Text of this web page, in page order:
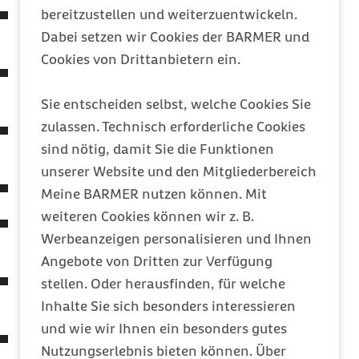
bereitzustellen und weiterzuentwickeln.
Dabei setzen wir Cookies der BARMER und
Cookies von Drittanbietern ein.
Sie entscheiden selbst, welche Cookies Sie
zulassen. Technisch erforderliche Cookies
sind nötig, damit Sie die Funktionen
unserer Website und den Mitgliederbereich
Meine BARMER nutzen können. Mit
weiteren Cookies können wir z. B.
Werbeanzeigen personalisieren und Ihnen
Angebote von Dritten zur Verfügung
stellen. Oder herausfinden, für welche
Inhalte Sie sich besonders interessieren
und wie wir Ihnen ein besonders gutes
Nutzungserlebnis bieten können. Über
Vortrag "Locker und in Bewegung bleiben für
einen gesunden Rücken"
Stress mit dem Stress"
Blutdruck-, Blutzucker-, Cholesterin-
Messungenu. v. m.
Ernährungsberatung
Mini-Check (Blutdruck, Blutzucker,
Cholesterin,BMI)
MedizinischeScreenings(Herz-Kreislauf-,
Carotis- oder Rückenscreening)
Rückencheck-/screening